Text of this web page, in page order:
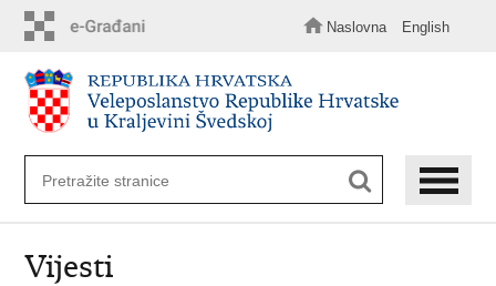
sadržaj
Naslovna English
Vijesti